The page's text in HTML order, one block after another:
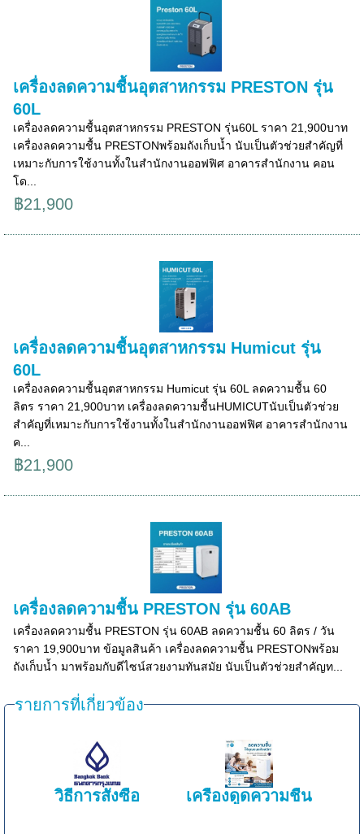
เครื่องลดความชื้นอุตสาหกรรม PRESTON รุ่น
60L
เครื่องลดความชื้นอุตสาหกรรม PRESTON รุ่น60L ราคา 21,900บาท
เครื่องลดความชื้น PRESTONพร้อมถังเก็บน้ำ นับเป็นตัวช่วยสำคัญที่
เหมาะกับการใช้งานทั้งในสำนักงานออฟฟิศ อาคารสำนักงาน คอน
โด...
฿21,900
เครื่องลดความชื้นอุตสาหกรรม Humicut รุ่น
60L
เครื่องลดความชื้นอุตสาหกรรม Humicut รุ่น 60L ลดความชื้น 60
ลิตร ราคา 21,900บาท เครื่องลดความชื้นHUMICUTนับเป็นตัวช่วย
สำคัญที่เหมาะกับการใช้งานทั้งในสำนักงานออฟฟิศ อาคารสำนักงาน
ค...
฿21,900
เครื่องลดความชื้น PRESTON รุ่น 60AB
เครื่องลดความชื้น PRESTON รุ่น 60AB ลดความชื้น 60 ลิตร / วัน
ราคา 19,900บาท ข้อมูลสินค้า เครื่องลดความชื้น PRESTONพร้อม
ถังเก็บน้ำ มาพร้อมกับดีไซน์สวยงามทันสมัย นับเป็นตัวช่วยสำคัญท...
รายการที่เกี่ยวข้อง
วิธีการสั่งซื้อ เครื่องดูดความชื้น